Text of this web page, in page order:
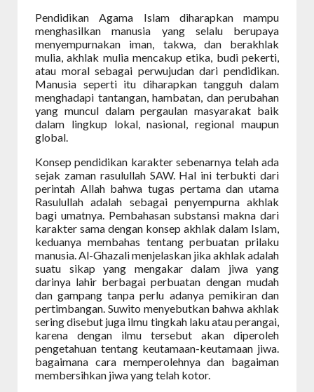
Pendidikan Agama Islam diharapkan mampu
menghasilkan manusia yang selalu berupaya
menyempurnakan iman, takwa, dan berakhlak
mulia, akhlak mulia mencakup etika, budi pekerti,
atau moral sebagai perwujudan dari pendidikan.
Manusia seperti itu diharapkan tangguh dalam
menghadapi tantangan, hambatan, dan perubahan
yang muncul dalam pergaulan masyarakat baik
dalam lingkup lokal, nasional, regional maupun
global.
Konsep pendidikan karakter sebenarnya telah ada
sejak zaman rasulullah SAW. Hal ini terbukti dari
perintah Allah bahwa tugas pertama dan utama
Rasulullah adalah sebagai penyempurna akhlak
bagi umatnya. Pembahasan substansi makna dari
karakter sama dengan konsep akhlak dalam Islam,
keduanya membahas tentang perbuatan prilaku
manusia. Al-Ghazali menjelaskan jika akhlak adalah
suatu sikap yang mengakar dalam jiwa yang
darinya lahir berbagai perbuatan dengan mudah
dan gampang tanpa perlu adanya pemikiran dan
pertimbangan. Suwito menyebutkan bahwa akhlak
sering disebut juga ilmu tingkah laku atau perangai,
karena dengan ilmu tersebut akan diperoleh
pengetahuan tentang keutamaan-keutamaan jiwa.
bagaimana cara memperolehnya dan bagaiman
membersihkan jiwa yang telah kotor.